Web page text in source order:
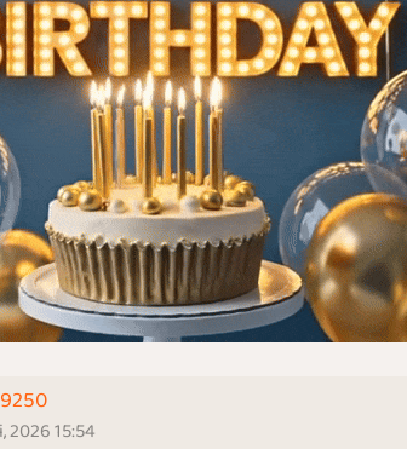
2026 15:54